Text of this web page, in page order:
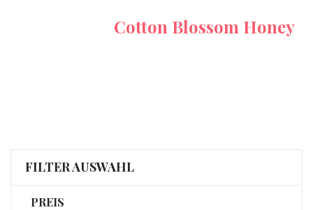
Cotton Blossom Honey
FILTER AUSWAHL
PREIS